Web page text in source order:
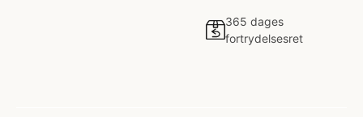
365 dages
fortrydelsesret